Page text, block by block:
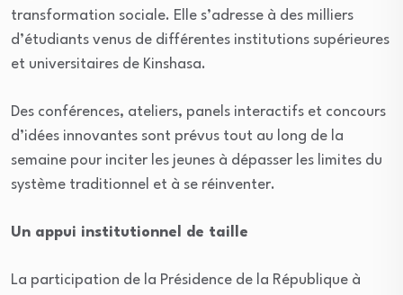
transformation sociale. Elle s’adresse à des milliers
d’étudiants venus de différentes institutions supérieures
et universitaires de Kinshasa.
Des conférences, ateliers, panels interactifs et concours
d’idées innovantes sont prévus tout au long de la
semaine pour inciter les jeunes à dépasser les limites du
système traditionnel et à se réinventer.
Un appui institutionnel de taille
La participation de la Présidence de la République à